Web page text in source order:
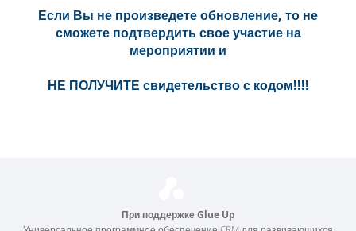
Если Вы не произведете обновление, то не
сможете подтвердить свое участие на
мероприятии и
НЕ ПОЛУЧИТЕ свидетельство с кодом!!!!
При поддержке Glue Up